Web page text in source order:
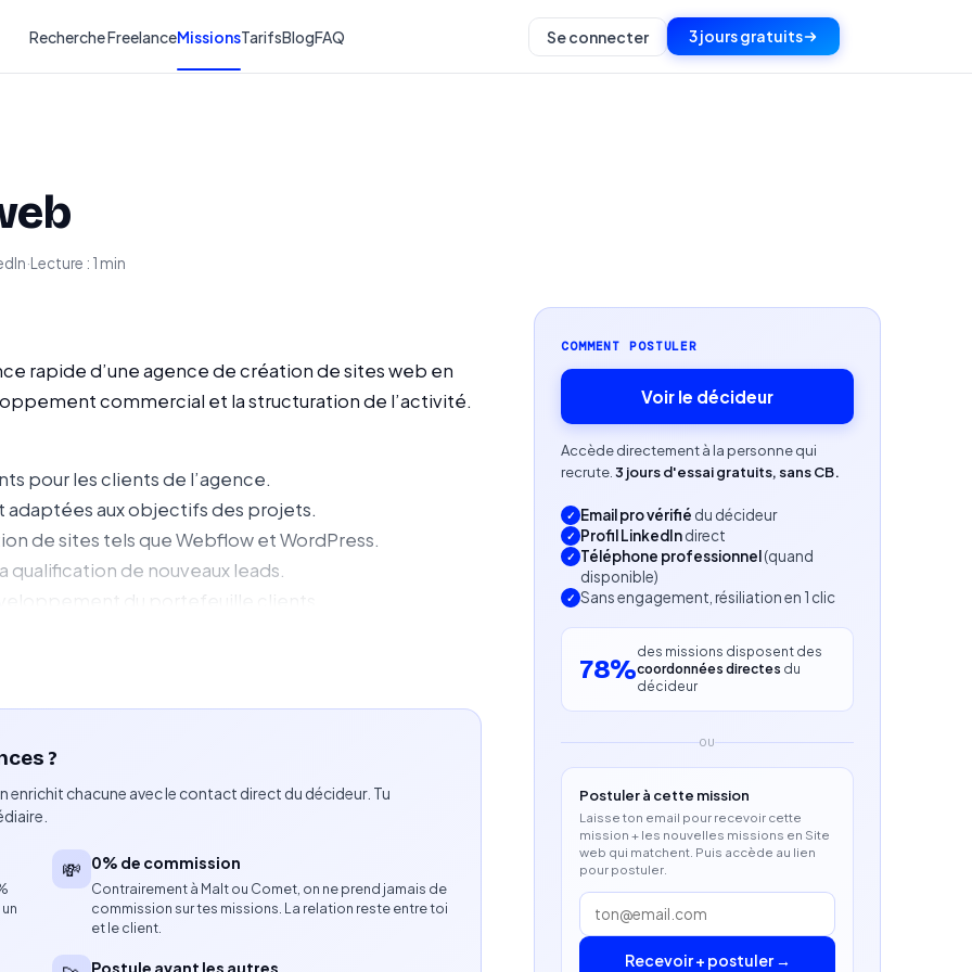
Recherche FreelanceMissionsTarifsBlogFAQ Se connecter 3 jours gratuits
·Lecture : 1 min
rapide d’une agence de création de sites web en
commercial et la structuration de l’activité.
pour les clients de l’agence.
aux objectifs des projets.
de sites tels que Webflow et WordPress.
de nouveaux leads.
du portefeuille clients.
et des méthodes de production.
et à l’acquisition de nouveaux clients.
avec une forte orientation résultats.
web.
ou équivalents.
efficaces et orientées conversion.
prise de contact avec des prospects.
client.
?
enrichit chacune avec le contact direct du décideur. Tu
💸 0% de commission
Contrairement à Malt ou Comet, on ne prend jamais de
commission sur tes missions. La relation reste entre toi
et le client.
Postule avant les autres
COMMENT POSTULER
Voir le décideur
Accède directement à la personne qui
recrute. 3 jours d'essai gratuits, sans CB.
Email pro vérifié du décideur
Profil LinkedIndirect
Téléphone professionnel(quand
disponible)
Sans engagement, résiliation en 1 clic
78%
des missions disposent des
coordonnées directes du
décideur
OU
Postuler à cette mission
Laisse ton email pour recevoir cette
mission + les nouvelles missions en Site
web qui matchent. Puis accède au lien
pour postuler.
Recevoir + postuler →